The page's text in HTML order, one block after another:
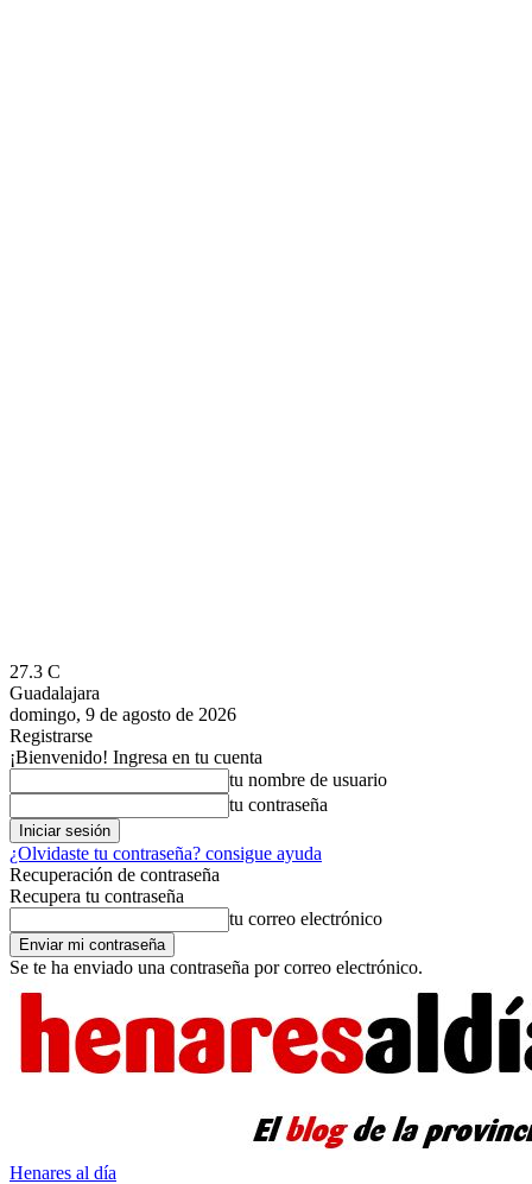
27.3 C
Guadalajara
domingo, 9 de agosto de 2026
Registrarse
¡Bienvenido! Ingresa en tu cuenta
tu nombre de usuario
tu contraseña
¿Olvidaste tu contraseña? consigue ayuda
Recuperación de contraseña
Recupera tu contraseña
tu correo electrónico
Se te ha enviado una contraseña por correo electrónico.
Henares al día